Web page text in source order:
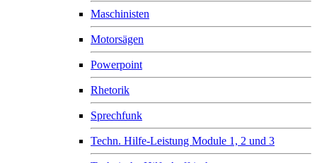
Maschinisten
Motorsägen
Powerpoint
Rhetorik
Sprechfunk
Techn. Hilfe-Leistung Module 1, 2 und 3